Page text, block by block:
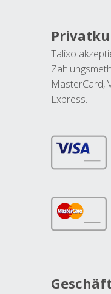
Talixo
MasterCard,
Express.